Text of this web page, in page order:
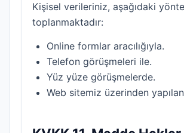
Kişisel verileriniz, aşağıdaki
toplanmaktadır:
Online formlar aracılığıyla.
Telefon görüşmeleri ile.
Yüz yüze görüşmelerde.
Web sitemiz üzerinden